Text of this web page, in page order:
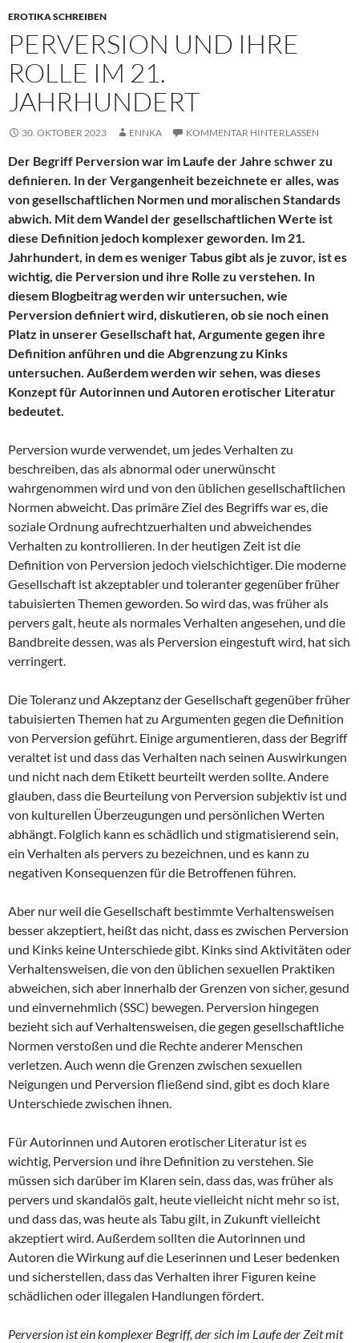
EROTIKA SCHREIBEN
PERVERSION UND IHRE
ROLLE IM 21.
JAHRHUNDERT
30. OKTOBER 2023 ENNKA KOMMENTAR HINTERLASSEN
Der Begriff Perversion war im Laufe der Jahre schwer zu
definieren. In der Vergangenheit bezeichnete er alles, was
von gesellschaftlichen Normen und moralischen Standards
abwich. Mit dem Wandel der gesellschaftlichen Werte ist
diese Definition jedoch komplexer geworden. Im 21.
Jahrhundert, in dem es weniger Tabus gibt als je zuvor, ist es
wichtig, die Perversion und ihre Rolle zu verstehen. In
diesem Blogbeitrag werden wir untersuchen, wie
Perversion definiert wird, diskutieren, ob sie noch einen
Platz in unserer Gesellschaft hat, Argumente gegen ihre
Definition anführen und die Abgrenzung zu Kinks
untersuchen. Außerdem werden wir sehen, was dieses
Konzept für Autorinnen und Autoren erotischer Literatur
bedeutet.
Perversion wurde verwendet, um jedes Verhalten zu
beschreiben, das als abnormal oder unerwünscht
wahrgenommen wird und von den üblichen gesellschaftlichen
Normen abweicht. Das primäre Ziel des Begriffs war es, die
soziale Ordnung aufrechtzuerhalten und abweichendes
Verhalten zu kontrollieren. In der heutigen Zeit ist die
Definition von Perversion jedoch vielschichtiger. Die moderne
Gesellschaft ist akzeptabler und toleranter gegenüber früher
tabuisierten Themen geworden. So wird das, was früher als
pervers galt, heute als normales Verhalten angesehen, und die
Bandbreite dessen, was als Perversion eingestuft wird, hat sich
verringert.
Die Toleranz und Akzeptanz der Gesellschaft gegenüber früher
tabuisierten Themen hat zu Argumenten gegen die Definition
von Perversion geführt. Einige argumentieren, dass der Begriff
veraltet ist und dass das Verhalten nach seinen Auswirkungen
und nicht nach dem Etikett beurteilt werden sollte. Andere
glauben, dass die Beurteilung von Perversion subjektiv ist und
von kulturellen Überzeugungen und persönlichen Werten
abhängt. Folglich kann es schädlich und stigmatisierend sein,
ein Verhalten als pervers zu bezeichnen, und es kann zu
negativen Konsequenzen für die Betroffenen führen.
Aber nur weil die Gesellschaft bestimmte Verhaltensweisen
besser akzeptiert, heißt das nicht, dass es zwischen Perversion
und Kinks keine Unterschiede gibt. Kinks sind Aktivitäten oder
Verhaltensweisen, die von den üblichen sexuellen Praktiken
abweichen, sich aber innerhalb der Grenzen von sicher, gesund
und einvernehmlich (SSC) bewegen. Perversion hingegen
bezieht sich auf Verhaltensweisen, die gegen gesellschaftliche
Normen verstoßen und die Rechte anderer Menschen
verletzen. Auch wenn die Grenzen zwischen sexuellen
Neigungen und Perversion fließend sind, gibt es doch klare
Unterschiede zwischen ihnen.
Für Autorinnen und Autoren erotischer Literatur ist es
wichtig, Perversion und ihre Definition zu verstehen. Sie
müssen sich darüber im Klaren sein, dass das, was früher als
pervers und skandalös galt, heute vielleicht nicht mehr so ist,
und dass das, was heute als Tabu gilt, in Zukunft vielleicht
akzeptiert wird. Außerdem sollten die Autorinnen und
Autoren die Wirkung auf die Leserinnen und Leser bedenken
und sicherstellen, dass das Verhalten ihrer Figuren keine
schädlichen oder illegalen Handlungen fördert.
Perversion ist ein komplexer Begriff, der sich im Laufe der Zeit mit